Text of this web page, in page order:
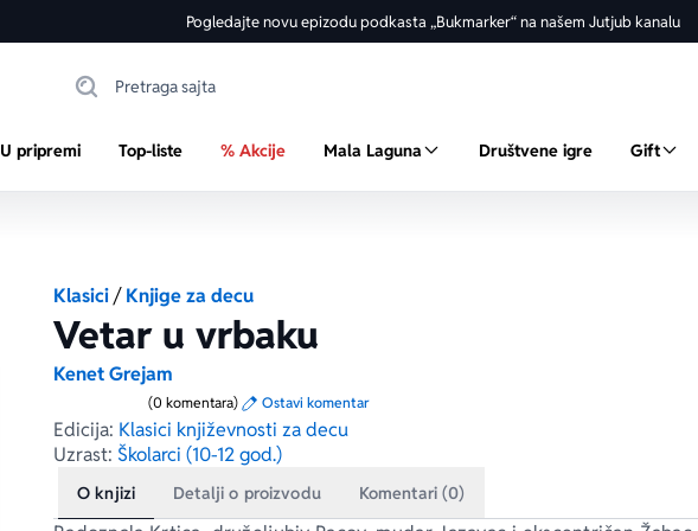
Pogledajte novu epizodu podkasta „Bukmarker“ na našem Jutjub kanalu
U pripremi Top-liste % Akcije Mala Laguna Društvene igre Gift
Klasici/Knjige za decu
Vetar u vrbaku
Kenet Grejam
(0 komentara) Ostavi komentar
Edicija: Klasici književnosti za decu
Uzrast: Školarci (10-12 god.)
O knjizi Detalji o proizvodu Komentari (0)